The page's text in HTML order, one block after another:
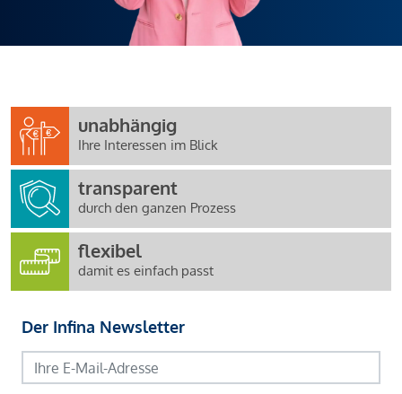
unabhängig
Ihre Interessen im Blick
transparent
durch den ganzen Prozess
flexibel
damit es einfach passt
Der Infina Newsletter